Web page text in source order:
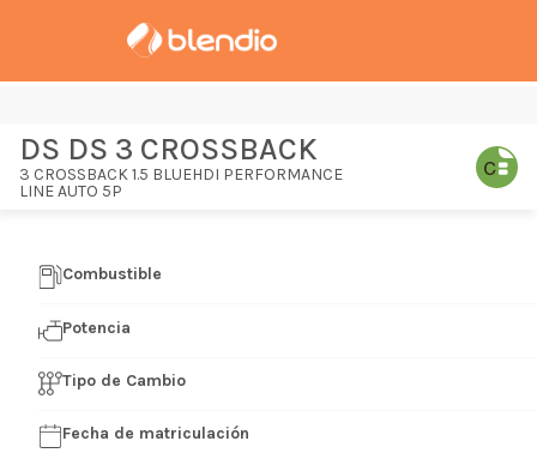
DS DS 3 CROSSBACK
3 CROSSBACK 1.5 BLUEHDI PERFORMANCE
LINE AUTO 5P
Combustible
Potencia
Tipo de Cambio
Fecha de matriculación